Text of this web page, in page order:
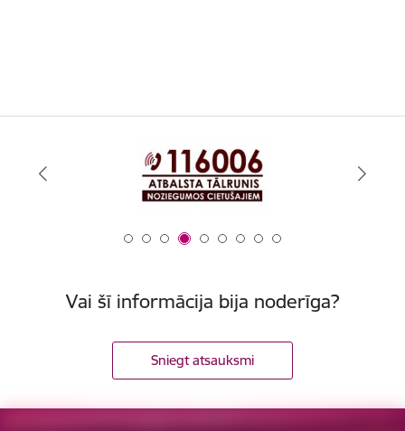
Vai šī informācija bija noderīga?
Sniegt atsauksmi